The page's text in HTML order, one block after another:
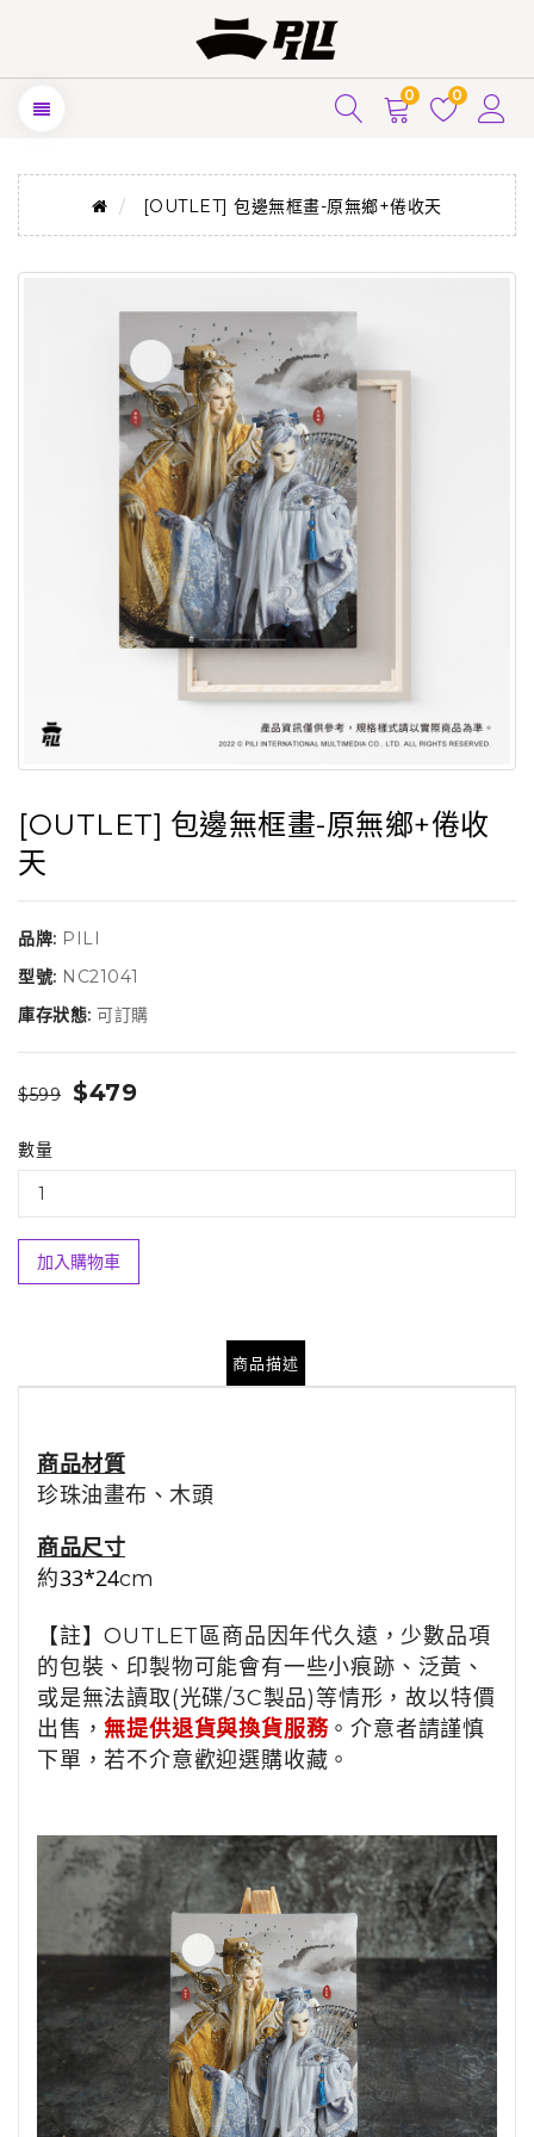
0 0
[OUTLET] 包邊無框畫-原無鄉+倦收天
[OUTLET] 包邊無框畫-原無鄉+倦收
天
品牌: PILI
型號: NC21041
庫存狀態: 可訂購
$599 $479
數量
加入購物車
商品描述
商品材質
珍珠油畫布、木頭
商品尺寸
約33*24cm
【註】OUTLET區商品因年代久遠，少數品項
的包裝、印製物可能會有一些小痕跡、泛黃、
或是無法讀取(光碟/3C製品)等情形，故以特價
出售，無提供退貨與換貨服務。介意者請謹慎
下單，若不介意歡迎選購收藏。